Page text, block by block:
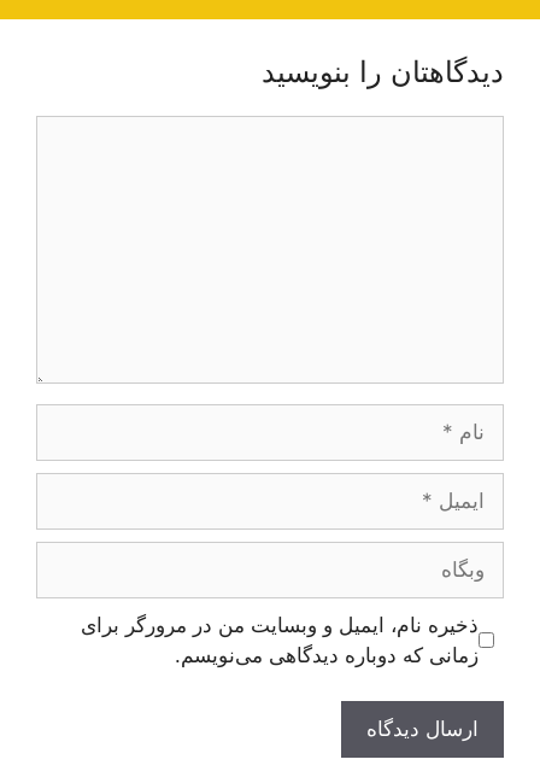
دیدگاهتان را بنویسید
وبگاه
ذخیره نام، ایمیل و وبسایت من در مرورگر برای
زمانی که دوباره دیدگاهی می‌نویسم.